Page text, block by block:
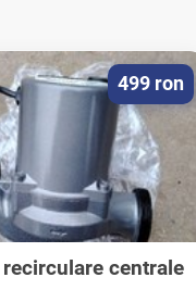
recirculare centrale
499 ron